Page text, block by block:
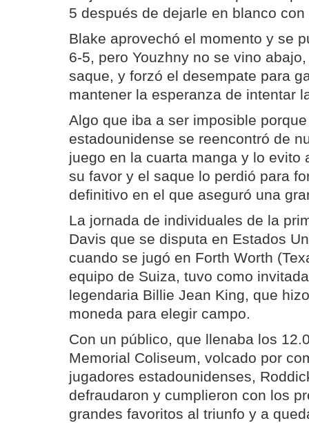
5 después de dejarle en blanco
Blake aprovechó el momento y se
6-5, pero Youzhny no se vino
saque, y forzó el desempate para
mantener la esperanza de intentar
Algo que iba a ser imposible
estadounidense se reencontró de
juego en la cuarta manga y lo evito
su favor y el saque lo perdió para
definitivo en el que aseguró una
La jornada de individuales de la
Davis que se disputa en Estados
cuando se jugó en Forth Worth
equipo de Suiza, tuvo como
legendaria Billie Jean King, que
moneda para elegir campo.
Con un público, que llenaba los
Memorial Coliseum, volcado por
jugadores estadounidenses,
defraudaron y cumplieron con los
grandes favoritos al triunfo y a